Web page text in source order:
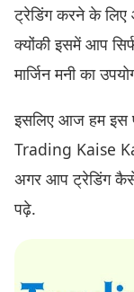
ट्रेडिंग करने के लिए
क्योंकी इसमें आप
मार्जिन मनी का
इसलिए आज हम इस
Trading Kaise
अगर आप ट्रेडिंग कैसे
पढ़े.